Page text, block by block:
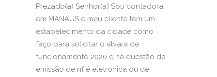
Prezado(a) Senhor(a) Sou contadora
em MANAUS e meu cliente tem um
estabelecimento da cidade como
faço para solicitar o alvara de
funcionamento 2020 e na questão da
emissão de nf é eletronica ou de